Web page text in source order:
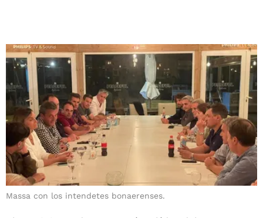
Massa con los intendetes bonaerenses.